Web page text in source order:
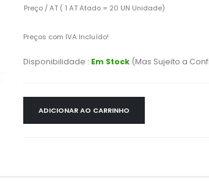
Preço / AT ( 1 AT Atado = 20 UN Unidade)
Preços com IVA Incluído!
Disponibilidade : Em Stock (Mas Sujeito a
ADICIONAR AO CARRINHO